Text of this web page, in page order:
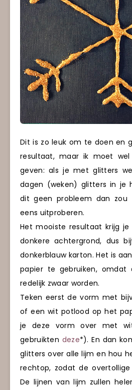
Dit is zo leuk om te doen en
resultaat, maar ik moet wel
geven: als je met glitters
dagen (weken) glitters in je
dit geen probleem dan zou
eens uitproberen.
Het mooiste resultaat krijg
donkere achtergrond, dus
donkerblauw karton. Het is
papier te gebruiken, omdat
redelijk zwaar worden.
Teken eerst de vorm met
of een wit potlood op het
je deze vorm over met
gebruikten deze*). En dan
glitters over alle lijm en hou
rechtop, zodat de
De lijnen van lijm zullen